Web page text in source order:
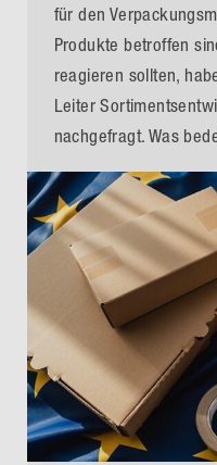
für den
Produkte betroffen
reagieren sollten,
Leiter
nachgefragt. Was